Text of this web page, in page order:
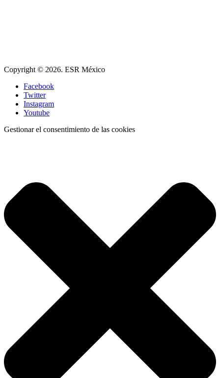
Copyright © 2026. ESR México
Facebook
Twitter
Instagram
Youtube
Gestionar el consentimiento de las cookies